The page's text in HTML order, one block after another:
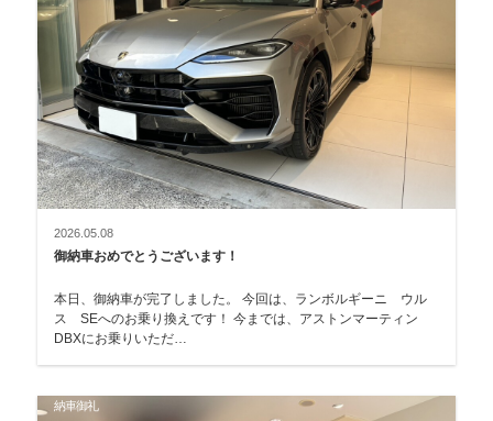
2026.05.08
御納車おめでとうございます！
本日、御納車が完了しました。 今回は、ランボルギーニ ウル
ス SEへのお乗り換えです！ 今までは、アストンマーティン
DBXにお乗りいただ…
納車御礼